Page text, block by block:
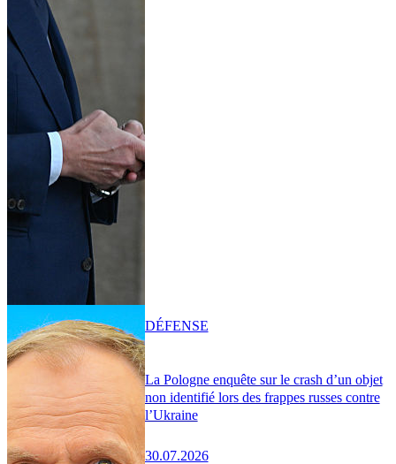
La Pologne enquête sur le crash d’un objet
non identifié lors des frappes russes contre
l’Ukraine
30.07.2026
DÉFENSE